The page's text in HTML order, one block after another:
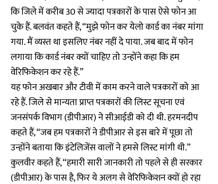
कि जिले में करीब 30 से ज्यादा पत्रकारों के पास ऐसे फोन आ
चुके हैं. बलवंत कहते हैं, “मुझे फोन कर येलो कार्ड का नंबर मांगा
गया. मैं व्यस्त था इसलिए नंबर नहीं दे पाया. जब बाद में फोन
लगाया कि कार्ड नंबर क्यों चाहिए तो उन्होंने कहा कि हम
वेरिफिकेशन कर रहे हैं.”
यह फोन अखबार और टीवी में काम करने वाले पत्रकारों को आ
रहे हैं. जिले से मान्यता प्राप्त पत्रकारों की लिस्ट सूचना एवं
जनसंपर्क विभाग (डीपीआर) ने सीआईडी को दी थी. हरमनदीप
कहते हैं, “जब हम पत्रकारों ने डीपीआर से इस बारे में पूछा तो
उन्होंने बताया कि इंटेलिजेंस वालों ने हमसे लिस्ट मांगी थी.”
कुलवीर कहते हैं, “हमारी सारी जानकारी तो पहले से ही सरकार
(डीपीआर) के पास है, फिर ये अलग से वेरिफिकेशन क्यों हो रहा